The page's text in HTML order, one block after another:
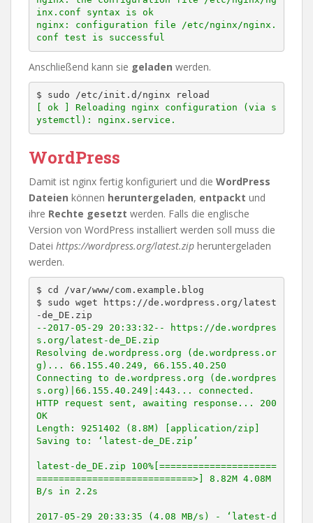
inx.conf syntax is ok
nginx: configuration file /etc/nginx/nginx.
conf test is successful
Anschließend kann sie geladen werden.
[ ok ] Reloading nginx configuration (via s
ystemctl): nginx.service.
WordPress
Damit ist nginx fertig konfiguriert und die WordPress
Dateien können heruntergeladen, entpackt und
ihre Rechte gesetzt werden. Falls die englische
Version von WordPress installiert werden soll muss die
Datei https://wordpress.org/latest.zip heruntergeladen
werden.
$ cd /var/www/com.example.blog
$ sudo wget https://de.wordpress.org/latest
--2017-05-29 20:33:32-- https://de.wordpres
s.org/latest-de_DE.zip
Resolving de.wordpress.org (de.wordpress.or
g)... 66.155.40.249, 66.155.40.250
Connecting to de.wordpress.org (de.wordpres
s.org)|66.155.40.249|:443... connected.
HTTP request sent, awaiting response... 200
OK
Length: 9251402 (8.8M) [application/zip]
Saving to: ‘latest-de_DE.zip’
latest-de_DE.zip 100%[=====================
============================>] 8.82M 4.08M
B/s in 2.2s
2017-05-29 20:33:35 (4.08 MB/s) - ‘latest-d